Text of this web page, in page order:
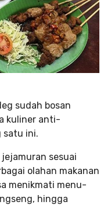
sudah bosan
kuliner anti-
satu ini.
sesuai
olahan makanan
menikmati menu-
hingga